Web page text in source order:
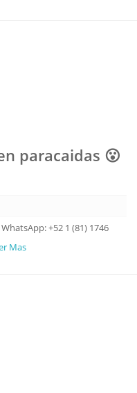
paracaidas 😮
+52 1 (81) 1746
Mas